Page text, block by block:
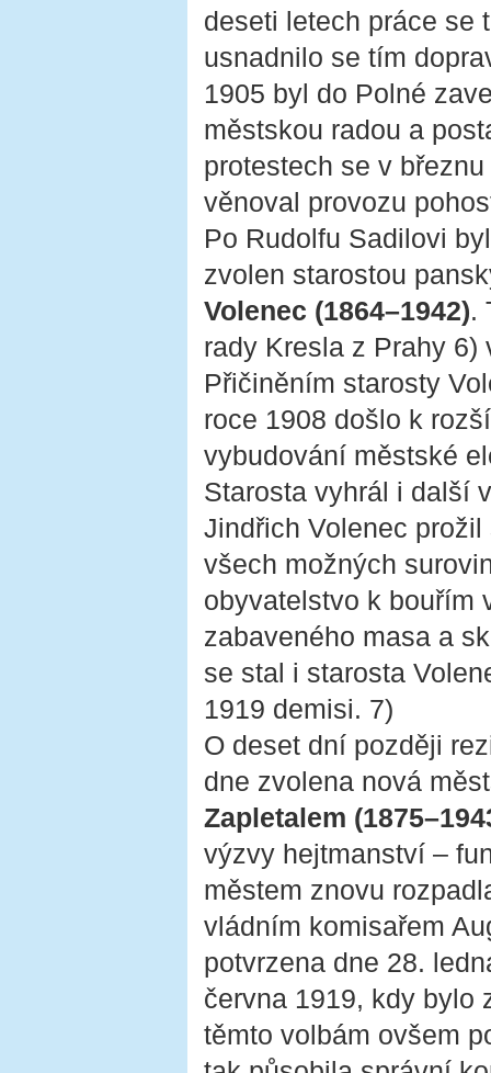
deseti letech práce se
usnadnilo se tím
1905 byl do Polné
městskou radou a
protestech se v
věnoval provozu
Po Rudolfu Sadilovi
zvolen starostou
Volenec (1864–1942).
rady Kresla z Prahy
Přičiněním starosty
roce 1908 došlo k
vybudování městské
Starosta vyhrál i další
Jindřich Volenec
všech možných
obyvatelstvo k bouřím
zabaveného masa a
se stal i starosta
1919 demisi. 7)
O deset dní později
dne zvolena nová
Zapletalem
výzvy hejtmanství –
městem znovu
vládním komisařem
potvrzena dne 28.
června 1919, kdy bylo
těmto volbám ovšem